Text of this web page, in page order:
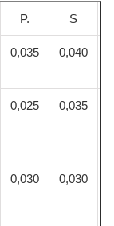
P. S
0,035 0,040
0,025
0,035
0,030 0,030